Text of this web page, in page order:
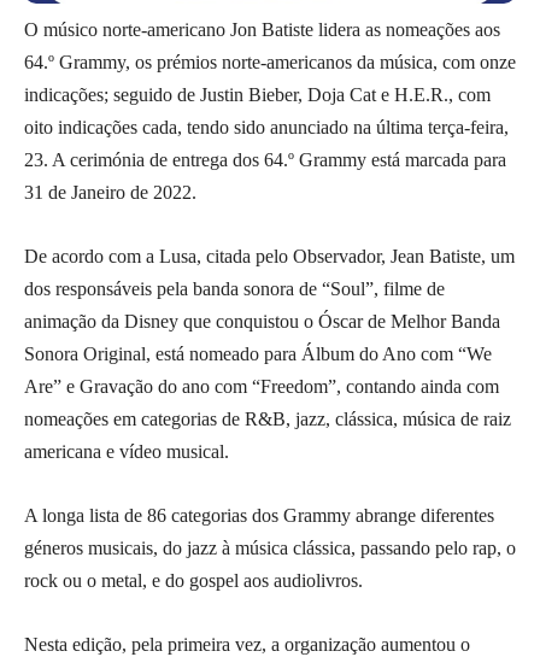
O músico norte-americano Jon Batiste lidera as nomeações aos
64.º Grammy, os prémios norte-americanos da música, com onze
indicações; seguido de Justin Bieber, Doja Cat e H.E.R., com
oito indicações cada, tendo sido anunciado na última terça-feira,
23. A cerimónia de entrega dos 64.º Grammy está marcada para
31 de Janeiro de 2022.
De acordo com a Lusa, citada pelo Observador, Jean Batiste, um
dos responsáveis pela banda sonora de “Soul”, filme de
animação da Disney que conquistou o Óscar de Melhor Banda
Sonora Original, está nomeado para Álbum do Ano com “We
Are” e Gravação do ano com “Freedom”, contando ainda com
nomeações em categorias de R&B, jazz, clássica, música de raiz
americana e vídeo musical.
A longa lista de 86 categorias dos Grammy abrange diferentes
géneros musicais, do jazz à música clássica, passando pelo rap, o
rock ou o metal, e do gospel aos audiolivros.
Nesta edição, pela primeira vez, a organização aumentou o